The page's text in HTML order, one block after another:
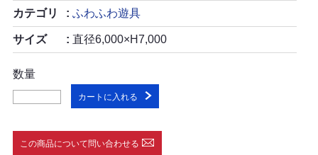
カテゴリ ふわふわ遊具
サイズ 直径6,000×H7,000
数量
カートに入れる
この商品について問い合わせる